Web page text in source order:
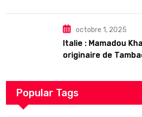
octobre 1, 2025
Italie : Mamadou
originaire de
arrestation
Popular Tags